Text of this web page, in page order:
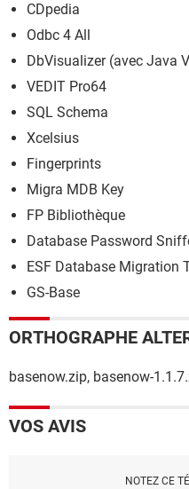
CDpedia
Odbc 4 All
DbVisualizer (avec Java
VEDIT Pro64
SQL Schema
Xcelsius
Fingerprints
Migra MDB Key
FP Bibliothèque
Database Password
ESF Database Migration
GS-Base
ORTHOGRAPHE
basenow.zip, basenow-
VOS AVIS
NOTEZ CE